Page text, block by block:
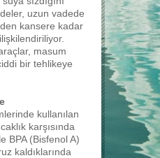
uzun vadede
kansere kadar
masum
bir tehlikeye
kullanılan
karşısında
BPA (Bisfenol A)
kaldıklarında